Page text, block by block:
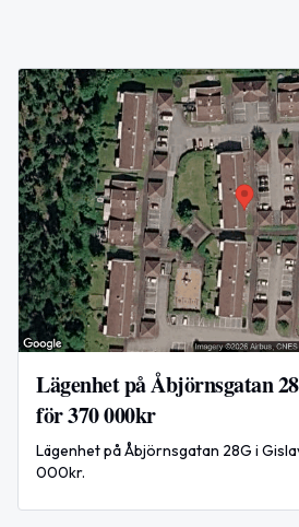
Lägenhet på Åbjörns­gatan
för 370 000kr
Lägenhet på Åbjörns­gatan 28G i
000kr.